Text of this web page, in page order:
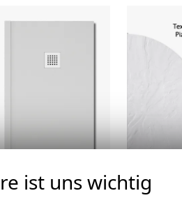
FUJI
ist uns wichtig